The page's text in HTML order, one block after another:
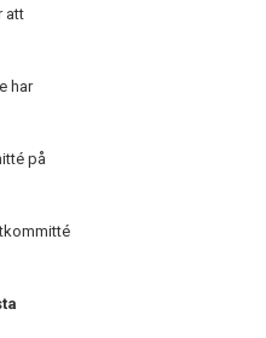
att
har
på